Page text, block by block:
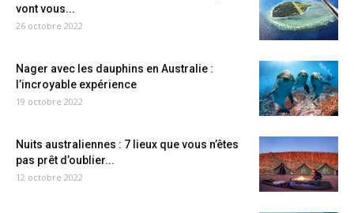
vont vous...
26 octobre 2022
Nager avec les dauphins en Australie :
l’incroyable expérience
19 octobre 2022
Nuits australiennes : 7 lieux que vous n’êtes
pas prêt d’oublier...
12 octobre 2022